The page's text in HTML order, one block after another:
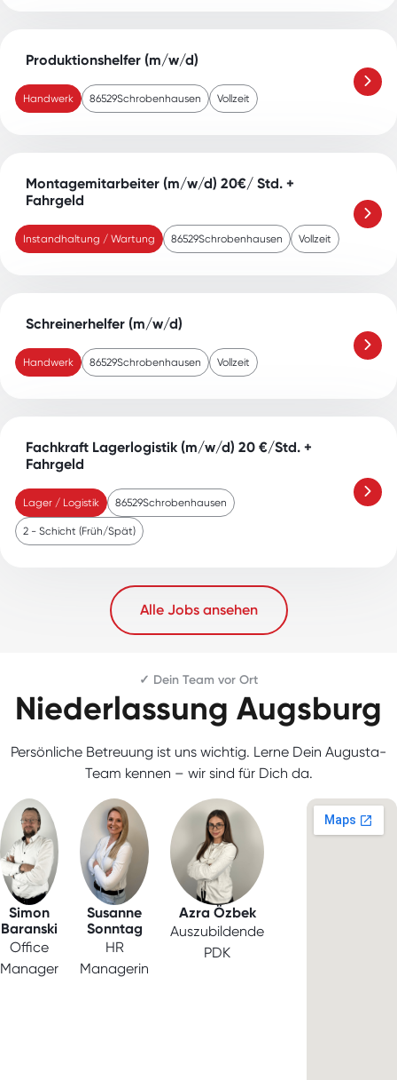
Produktionshelfer (m/w/d)
Handwerk 86529Schrobenhausen Vollzeit
Montagemitarbeiter (m/w/d) 20€/ Std. +
Fahrgeld
Instandhaltung / Wartung 86529Schrobenhausen Vollzeit
Schreinerhelfer (m/w/d)
Handwerk 86529Schrobenhausen Vollzeit
Fachkraft Lagerlogistik (m/w/d) 20 €/Std. +
Fahrgeld
Lager / Logistik 86529Schrobenhausen
2 - Schicht (Früh/Spät)
Alle Jobs ansehen
✓ Dein Team vor Ort
Niederlassung Augsburg
Persönliche Betreuung ist uns wichtig. Lerne Dein Augusta-
Team kennen – wir sind für Dich da.
Simon
Baranski
Office
Manager
Susanne
Sonntag
HR
Managerin
Azra Özbek
Auszubildende
PDK